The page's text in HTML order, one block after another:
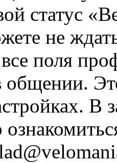
статус
не
все поля
общении.
В